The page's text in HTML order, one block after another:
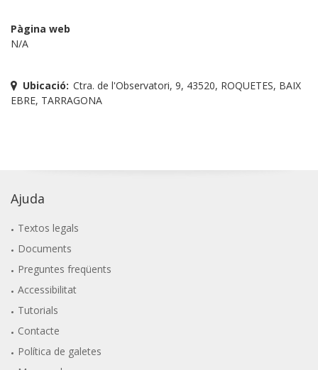
Pàgina web
N/A
Ubicació: Ctra. de l'Observatori, 9, 43520, ROQUETES, BAIX
EBRE, TARRAGONA
Ajuda
Textos legals
Documents
Preguntes freqüents
Accessibilitat
Tutorials
Contacte
Política de galetes